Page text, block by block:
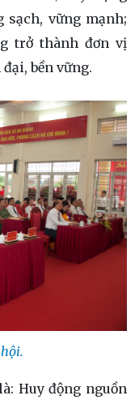
vững mạnh;
trở thành đơn vị
bền vững.
Huy động nguồn